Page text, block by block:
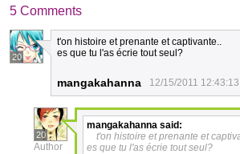
5 Comments
20
t'on histoire et prenante et captivante..
es que tu l'as écrie tout seul?
mangakahanna 12/15/2011 12:43:13
20
Author
mangakahanna said:
t'on histoire et prenante et
es que tu l'as écrie tout seul?